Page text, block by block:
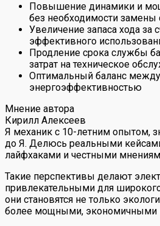
Повышение динамики и
без необходимости замены
Увеличение запаса хода за
эффективного
Продление срока службы
затрат на техническое
Оптимальный баланс
энергоэффективностью
Мнение автора
Кирилл Алексеев
Я механик с 10-летним опытом,
до Я. Делюсь реальными
лайфхаками и честными
Такие перспективы делают
привлекательными для
они становятся не только
более мощными, экономичными